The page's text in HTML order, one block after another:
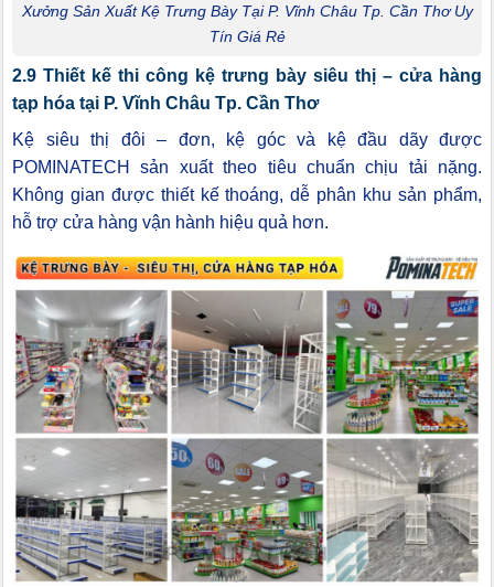
Xưởng Sản Xuất Kệ Trưng Bày Tại P. Vĩnh Châu Tp. Cần Thơ Uy
Tín Giá Rẻ
2.9 Thiết kế thi công kệ trưng bày siêu thị – cửa hàng
tạp hóa tại P. Vĩnh Châu Tp. Cần Thơ
Kệ siêu thị đôi – đơn, kệ góc và kệ đầu dãy được
POMINATECH sản xuất theo tiêu chuẩn chịu tải nặng.
Không gian được thiết kế thoáng, dễ phân khu sản phẩm,
hỗ trợ cửa hàng vận hành hiệu quả hơn.